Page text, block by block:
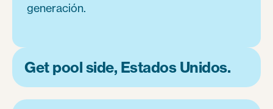
generación.
Get pool side, Estados Unidos.